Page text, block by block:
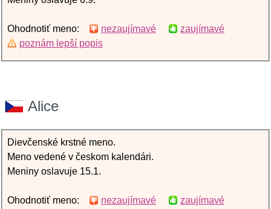
Ohodnotiť meno: nezaujímavé
zaujímavé
poznám lepší popis
Alice
Dievčenské krstné meno.
Meno vedené v českom kalendári.
Meniny oslavuje 15.1.
Ohodnotiť meno: nezaujímavé
zaujímavé